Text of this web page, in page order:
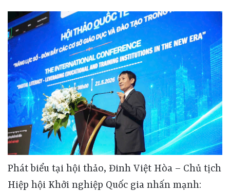
Phát biểu tại hội thảo, Đinh Việt Hòa – Chủ tịch
Hiệp hội Khởi nghiệp Quốc gia nhấn mạnh: